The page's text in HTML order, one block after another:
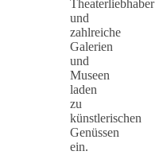
Theaterliebhaber
und
zahlreiche
Galerien
und
Museen
laden
zu
künstlerischen
Genüssen
ein.